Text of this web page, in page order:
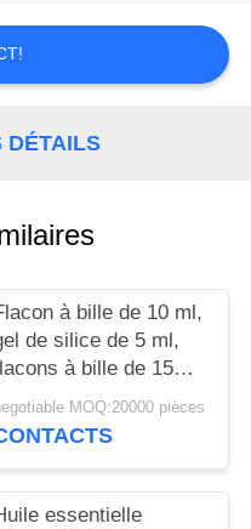
DÉTAILS
à bille de 10 ml,
de silice de 5 ml,
à bille de 15
ml, portable, monté sur
flacon à bille
flacon
MOQ:20000 pièces
essentielle